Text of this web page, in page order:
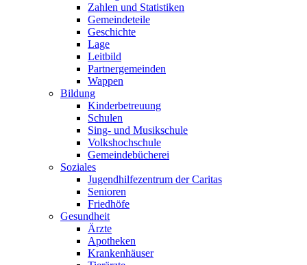
Zahlen und Statistiken
Gemeindeteile
Geschichte
Lage
Leitbild
Partnergemeinden
Wappen
Bildung
Kinderbetreuung
Schulen
Sing- und Musikschule
Volkshochschule
Gemeindebücherei
Soziales
Jugendhilfezentrum der Caritas
Senioren
Friedhöfe
Gesundheit
Ärzte
Apotheken
Krankenhäuser